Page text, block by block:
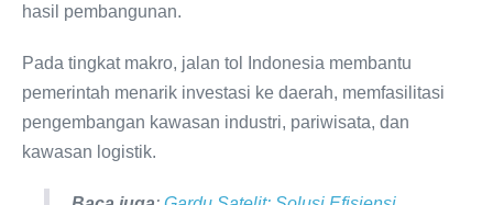
hasil pembangunan.
Pada tingkat makro, jalan tol Indonesia membantu
pemerintah menarik investasi ke daerah, memfasilitasi
pengembangan kawasan industri, pariwisata, dan
kawasan logistik.